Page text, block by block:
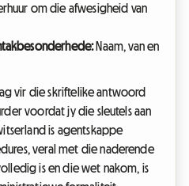
om die afwesigheid van
Naam, van en
vir die skriftelike antwoord
voordat jy die sleutels aan
is agentskappe
veral met die naderende
is en die wet nakom, is